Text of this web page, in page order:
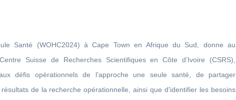
Santé (WOHC2024) à Cape Town en Afrique du Sud, donne au
Suisse de Recherches Scientifiques en Côte d’Ivoire (CSRS),
défis opérationnels de l’approche une seule santé, de partager
de la recherche opérationnelle, ainsi que d'identifier les besoins